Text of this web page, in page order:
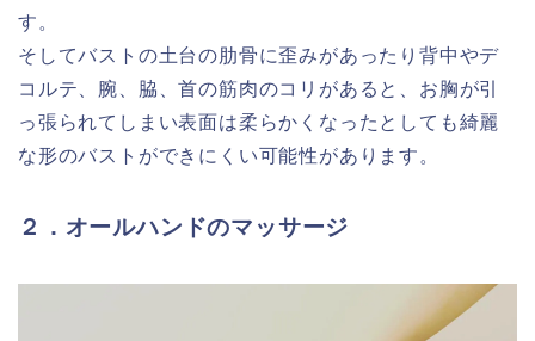
す。
そしてバストの土台の肋骨に歪みがあったり背中やデ
コルテ、腕、脇、首の筋肉のコリがあると、お胸が引
っ張られてしまい表面は柔らかくなったとしても綺麗
な形のバストができにくい可能性があります。
２．オールハンドのマッサージ